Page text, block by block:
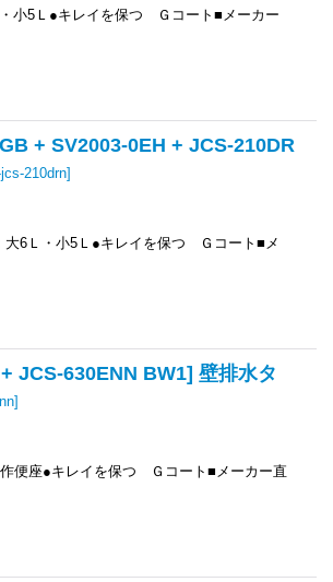
小5Ｌ●キレイを保つ Ｇコート■メーカー
+ SV2003-0EH + JCS-210DR
210drn]
大6Ｌ・小5Ｌ●キレイを保つ Ｇコート■メ
JCS-630ENN BW1] 壁排水タ
]
便座●キレイを保つ Ｇコート■メーカー直